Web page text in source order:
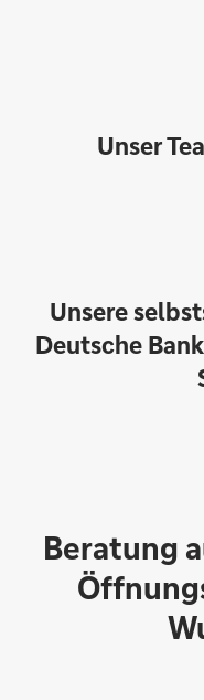
Garnet Puchta
Unser
Unsere
Deutsche
Beratung